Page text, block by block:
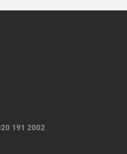
191 2002